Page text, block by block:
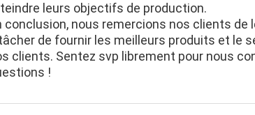
leurs objectifs de production.
conclusion, nous remercions nos clients
de fournir les meilleurs produits et le
clients. Sentez svp librement pour nous
!